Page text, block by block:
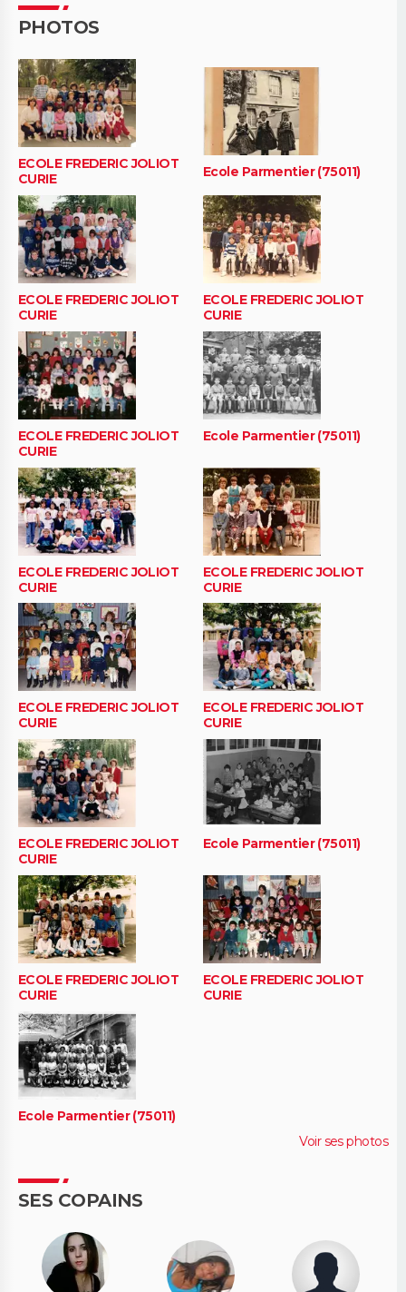
PHOTOS
ECOLE FREDERIC JOLIOT
CURIE
Ecole Parmentier (75011)
ECOLE FREDERIC JOLIOT
CURIE
ECOLE FREDERIC JOLIOT
CURIE
ECOLE FREDERIC JOLIOT
CURIE
Ecole Parmentier (75011)
ECOLE FREDERIC JOLIOT
CURIE
ECOLE FREDERIC JOLIOT
CURIE
ECOLE FREDERIC JOLIOT
CURIE
ECOLE FREDERIC JOLIOT
CURIE
ECOLE FREDERIC JOLIOT
CURIE
Ecole Parmentier (75011)
ECOLE FREDERIC JOLIOT
CURIE
ECOLE FREDERIC JOLIOT
CURIE
Ecole Parmentier (75011)
Voir ses photos
SES COPAINS